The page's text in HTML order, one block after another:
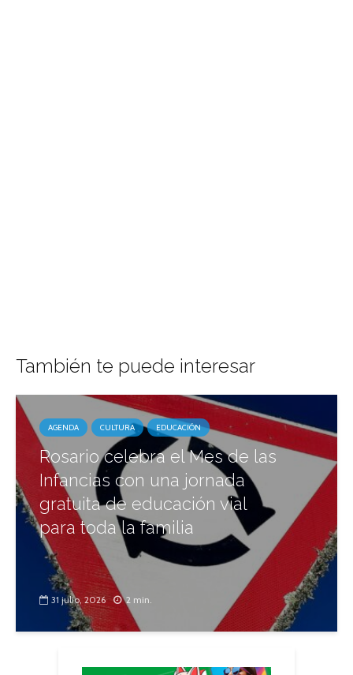
También te puede interesar
AGENDA CULTURA EDUCACIÓN
Rosario celebra el Mes de las
Infancias con una jornada
gratuita de educación vial
para toda la familia
31 julio, 2026 2 min.